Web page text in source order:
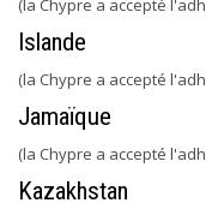
(la Chypre a accepté
Islande
(la Chypre a accepté
Jamaïque
(la Chypre a accepté
Kazakhstan